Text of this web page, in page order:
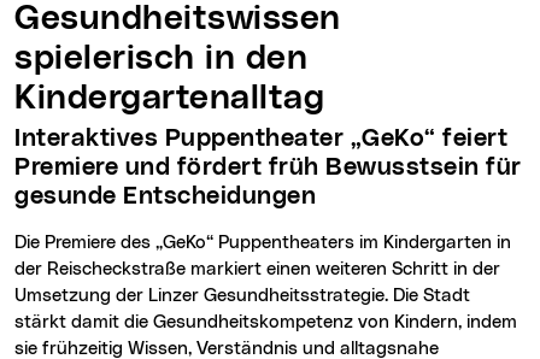
Gesundheitswissen
spielerisch in den
Kindergartenalltag
Premiere und fördert früh Bewusstsein für
gesunde Entscheidungen
Die Premiere des „GeKo“ Puppentheaters im Kindergarten in
der Reischeckstraße markiert einen weiteren Schritt in der
Umsetzung der Linzer Gesundheitsstrategie. Die Stadt
stärkt damit die Gesundheitskompetenz von Kindern, indem
sie frühzeitig Wissen, Verständnis und alltagsnahe